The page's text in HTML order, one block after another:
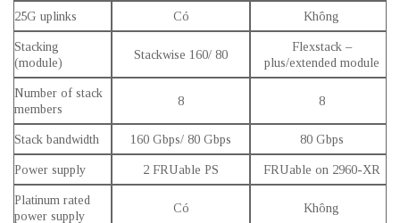
25G uplinks Có Không
Stacking
(module)
Stackwise 160/ 80
Flexstack –
plus/extended module
Number of stack
members
8 8
Stack bandwidth 160 Gbps/ 80 Gbps 80 Gbps
Power supply 2 FRUable PS FRUable on 2960-XR
Platinum rated
power supply
Có Không